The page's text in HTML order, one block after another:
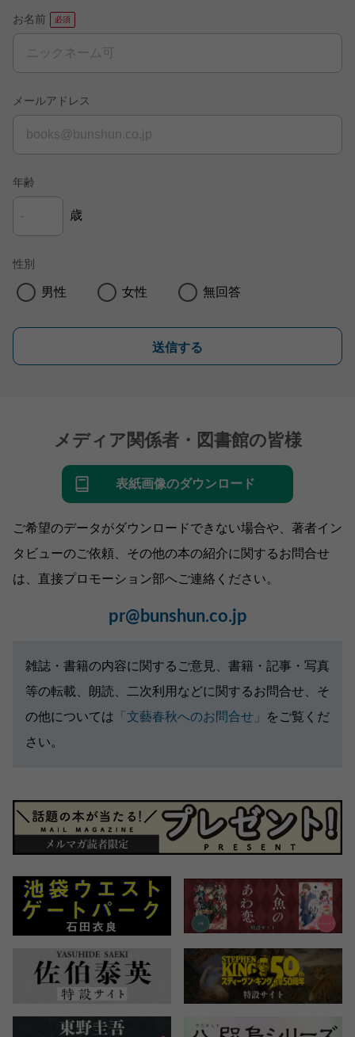
お名前
メールアドレス
年齢
歳
性別
男性 女性 無回答
送信する
メディア関係者・図書館の皆様
表紙画像のダウンロード
ご希望のデータがダウンロードできない場合や、著者イン
タビューのご依頼、その他の本の紹介に関するお問合せ
は、直接プロモーション部へご連絡ください。
pr@bunshun.co.jp
雑誌・書籍の内容に関するご意見、書籍・記事・写真
等の転載、朗読、二次利用などに関するお問合せ、そ
の他については 「文藝春秋へのお問合せ」
をご覧くだ
さい。